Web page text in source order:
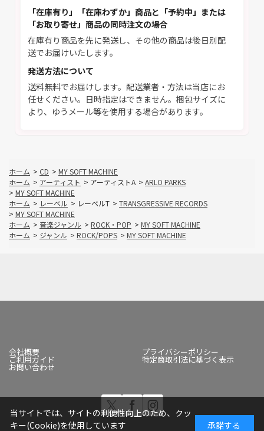
「在庫有り」「在庫わずか」商品と「予約中」または
「お取り寄せ」商品の同時注文の場合
在庫有り商品を先に発送し、その他の商品は後日別配
送でお届けいたします。
発送方法について
送料無料でお届けします。配送業者・方法は当店にお
任せください。日時指定はできません。梱包サイズに
より、ゆうメール等を使用する場合があります。
ホーム > CD > MY SOFT MACHINE
ホーム > アーティスト > アーティストA > ARLO PARKS
> MY SOFT MACHINE
ホーム > レーベル > レーベルT > TRANSGRESSIVE RECORDS
> MY SOFT MACHINE
ホーム > 音楽ジャンル > ROCK・POP > MY SOFT MACHINE
ホーム > ジャンル > ROCK/POPS > MY SOFT MACHINE
会社概要 プライバシーポリシー
ご利用ガイド 特定商取引法に基づく表示
お問い合わせ
当サイトでは、サイトの利便性向上のため、クッ
キー(Cookie)を使用しています
承諾する